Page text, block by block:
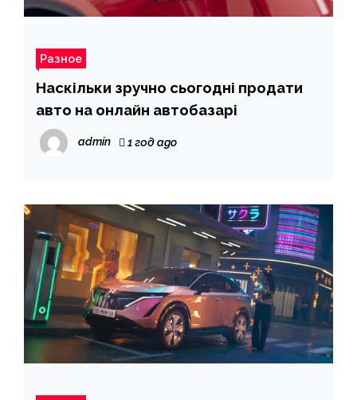
Разное
Наскільки зручно сьогодні продати
авто на онлайн автобазарі
admin 1 год ago